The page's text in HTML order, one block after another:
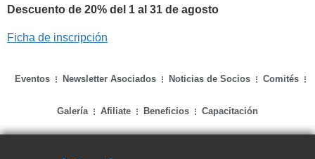
Descuento de 20% del 1 al 31 de agosto
Ficha de inscripción
Eventos Newsletter Asociados Noticias de Socios Comités
Galería Afiliate Beneficios Capacitación